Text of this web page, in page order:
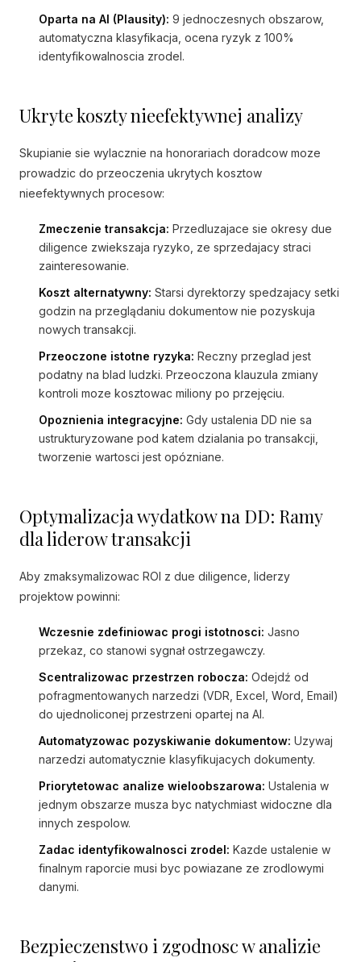
Oparta na AI (Plausity): 9 jednoczesnych obszarow,
automatyczna klasyfikacja, ocena ryzyk z 100%
identyfikowalnoscia zrodel.
Ukryte koszty nieefektywnej analizy
Skupianie sie wylacznie na honorariach doradcow moze
prowadzic do przeoczenia ukrytych kosztow
nieefektywnych procesow:
Zmeczenie transakcja: Przedluzajace sie okresy due
diligence zwiekszaja ryzyko, ze sprzedajacy straci
zainteresowanie.
Koszt alternatywny: Starsi dyrektorzy spedzajacy setki
godzin na przeglądaniu dokumentow nie pozyskuja
nowych transakcji.
Przeoczone istotne ryzyka: Reczny przeglad jest
podatny na blad ludzki. Przeoczona klauzula zmiany
kontroli moze kosztowac miliony po przejęciu.
Opoznienia integracyjne: Gdy ustalenia DD nie sa
ustrukturyzowane pod katem dzialania po transakcji,
tworzenie wartosci jest opózniane.
Optymalizacja wydatkow na DD: Ramy
dla liderow transakcji
Aby zmaksymalizowac ROI z due diligence, liderzy
projektow powinni:
Wczesnie zdefiniowac progi istotnosci: Jasno
przekaz, co stanowi sygnał ostrzegawczy.
Scentralizowac przestrzen robocza: Odejdź od
pofragmentowanych narzedzi (VDR, Excel, Word, Email)
do ujednoliconej przestrzeni opartej na AI.
Automatyzowac pozyskiwanie dokumentow: Uzywaj
narzedzi automatycznie klasyfikujacych dokumenty.
Priorytetowac analize wieloobszarowa: Ustalenia w
jednym obszarze musza byc natychmiast widoczne dla
innych zespolow.
Zadac identyfikowalnosci zrodel: Kazde ustalenie w
finalnym raporcie musi byc powiazane ze zrodlowymi
danymi.
Bezpieczenstwo i zgodnosc w analizie